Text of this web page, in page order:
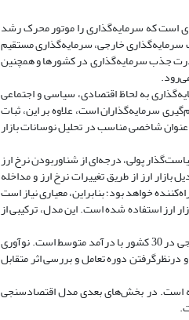
است که سرمایه‌گذاری را موتور محرک رشد
سرمایه‌گذاری خارجی، سرمایه‌گذاری مستقیم
انعطاف ساختار‌های تولیدی و قدرت جذب سرمایه‌گذاری در کشورها و همچنین
به لحاظ اقتصادی، سیاسی و اجتماعی
سرمایه‌گذاران است، علاوه بر این، ثبات
عنوان شاخصی مناسب در تحلیل نوسانات بازار
پولی، درجه‌ای از شناور‌بودن نرخ ارز
ارز از طریق تغییرات نرخ ارز و مداخله
خواهد بود؛ بنابراین، معیاری نیاز است
ارز استفاده شده است. این مدل، ترکیبی از
بدین ترتیب این تحقیق به دنبال بررسی تأثیر کیفیت نهادی و فشار بازار ارز به عنوان شاخصی از بی‌تعادلی بر سرمایه‌گذاری مستقیم خارجی در 30 کشور با درآمد متوسط است. نوآوری
دوره تعامل و بررسی اثر متقابل
است. در بخش‌های بعدی مدل اقتصادسنجی